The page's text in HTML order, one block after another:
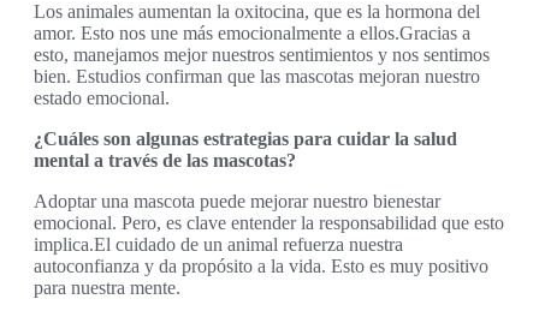
Los animales aumentan la oxitocina, que es la hormona del
amor. Esto nos une más emocionalmente a ellos.Gracias a
esto, manejamos mejor nuestros sentimientos y nos sentimos
bien. Estudios confirman que las mascotas mejoran nuestro
estado emocional.
¿Cuáles son algunas estrategias para cuidar la salud
mental a través de las mascotas?
Adoptar una mascota puede mejorar nuestro bienestar
emocional. Pero, es clave entender la responsabilidad que esto
implica.El cuidado de un animal refuerza nuestra
autoconfianza y da propósito a la vida. Esto es muy positivo
para nuestra mente.